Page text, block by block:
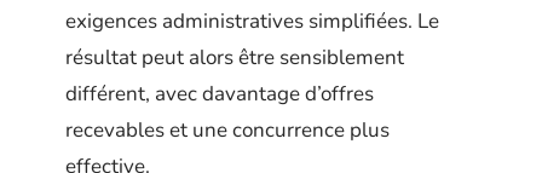
exigences administratives simplifiées. Le
résultat peut alors être sensiblement
différent, avec davantage d’offres
recevables et une concurrence plus
effective.